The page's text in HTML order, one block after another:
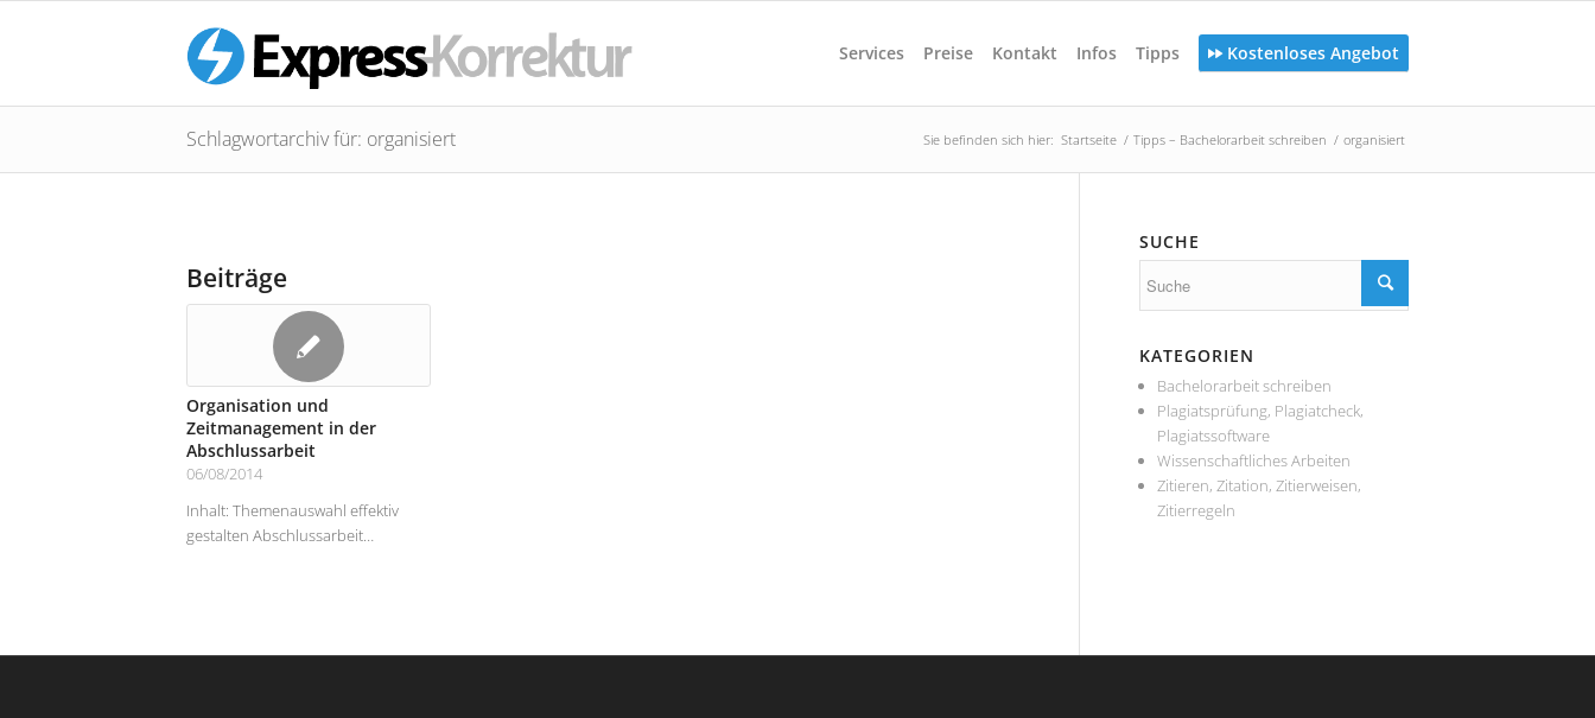
Services Preise Kontakt Infos Tipps Kostenloses Angebot
Schlagwortarchiv für: organisiert Sie befinden sich hier: Startseite / Tipps – Bachelorarbeit schreiben / organisiert
Beiträge
Organisation und
Zeitmanagement in der
Abschlussarbeit
06/08/2014
Inhalt: Themenauswahl effektiv
gestalten Abschlussarbeit…
SUCHE
KATEGORIEN
Bachelorarbeit schreiben
Plagiatsprüfung, Plagiatcheck,
Plagiatssoftware
Wissenschaftliches Arbeiten
Zitieren, Zitation, Zitierweisen,
Zitierregeln